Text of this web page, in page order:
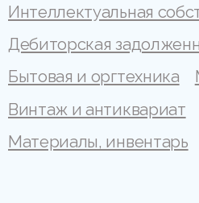
Интеллектуальная
Дебиторская
Бытовая и оргтехника
Винтаж и антиквариат
Материалы, инвентарь